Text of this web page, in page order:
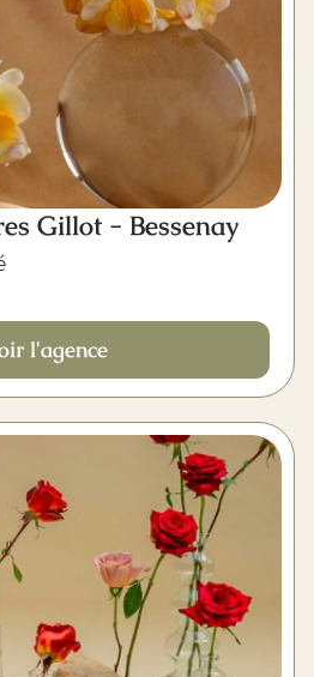
Gillot - Bessenay
l'agence